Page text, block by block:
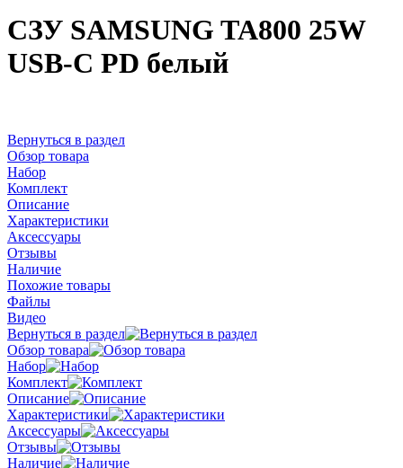
СЗУ SAMSUNG TA800 25W
USB-C PD белый
Вернуться в раздел
Обзор товара
Набор
Комплект
Описание
Характеристики
Аксессуары
Отзывы
Наличие
Похожие товары
Файлы
Видео
Вернуться в раздел
Обзор товара
Набор
Комплект
Описание
Характеристики
Аксессуары
Отзывы
Наличие